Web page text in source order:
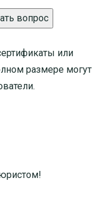
вопрос
или
размере могут